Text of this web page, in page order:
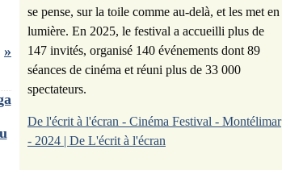
se pense, sur la toile comme au-delà, et les met en
lumière. En 2025, le festival a accueilli plus de
147 invités, organisé 140 événements dont 89
séances de cinéma et réuni plus de 33 000
spectateurs.
De l'écrit à l'écran - Cinéma Festival - Montélimar
- 2024 | De L'écrit à l'écran